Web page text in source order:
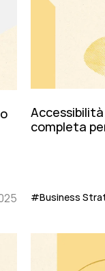
completa
#Business